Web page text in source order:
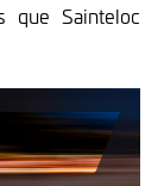
Sainteloc